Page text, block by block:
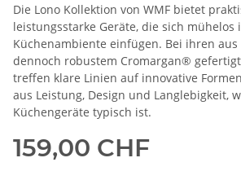
Die Lono Kollektion von WMF bietet
leistungsstarke Geräte, die sich mühelos
Küchenambiente einfügen. Bei ihren
dennoch robustem Cromargan®
treffen klare Linien auf innovative
aus Leistung, Design und Langlebigkeit,
Küchengeräte typisch ist.
159,00 CHF